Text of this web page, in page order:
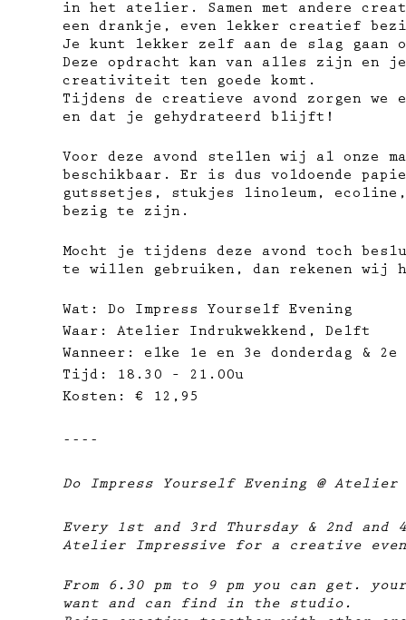
in het atelier. Samen met andere
een drankje, even lekker creatief
Je kunt lekker zelf aan de slag gaan
Deze opdracht kan van alles zijn
creativiteit ten goede komt.
Tijdens de creatieve avond zorgen
en dat je gehydrateerd blijft!
Voor deze avond stellen wij al onze
beschikbaar. Er is dus voldoende
gutssetjes, stukjes linoleum,
bezig te zijn.
Mocht je tijdens deze avond toch
te willen gebruiken, dan rekenen wij
Wat: Do Impress Yourself Evening
Waar: Atelier Indrukwekkend, Delft
Wanneer: elke 1e en 3e donderdag & 2e
Tijd: 18.30 – 21.00u
Kosten: € 12,95
----
Do Impress Yourself Evening @ Atelier
Every 1st and 3rd Thursday & 2nd and
Atelier Impressive for a creative
From 6.30 pm to 9 pm you can get.
want and can find in the studio.